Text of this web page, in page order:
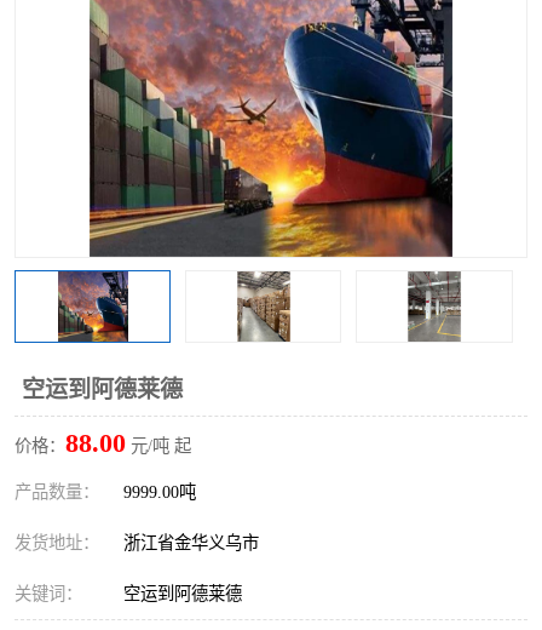
空运到阿德莱德
价格： 88.00 元/吨 起
产品数量： 9999.00吨
发货地址： 浙江省金华义乌市
关键词： 空运到阿德莱德